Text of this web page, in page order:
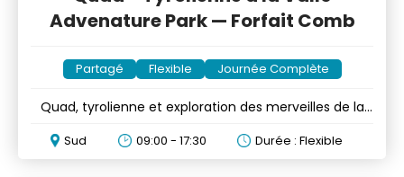
Advenature Park — Forfait Comb
Partagé Flexible Journée Complète
Quad, tyrolienne et exploration des merveilles de la
Sud 09:00 - 17:30 Durée : Flexible